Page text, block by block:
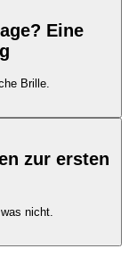
Eine
Brille.
zur ersten
nicht.